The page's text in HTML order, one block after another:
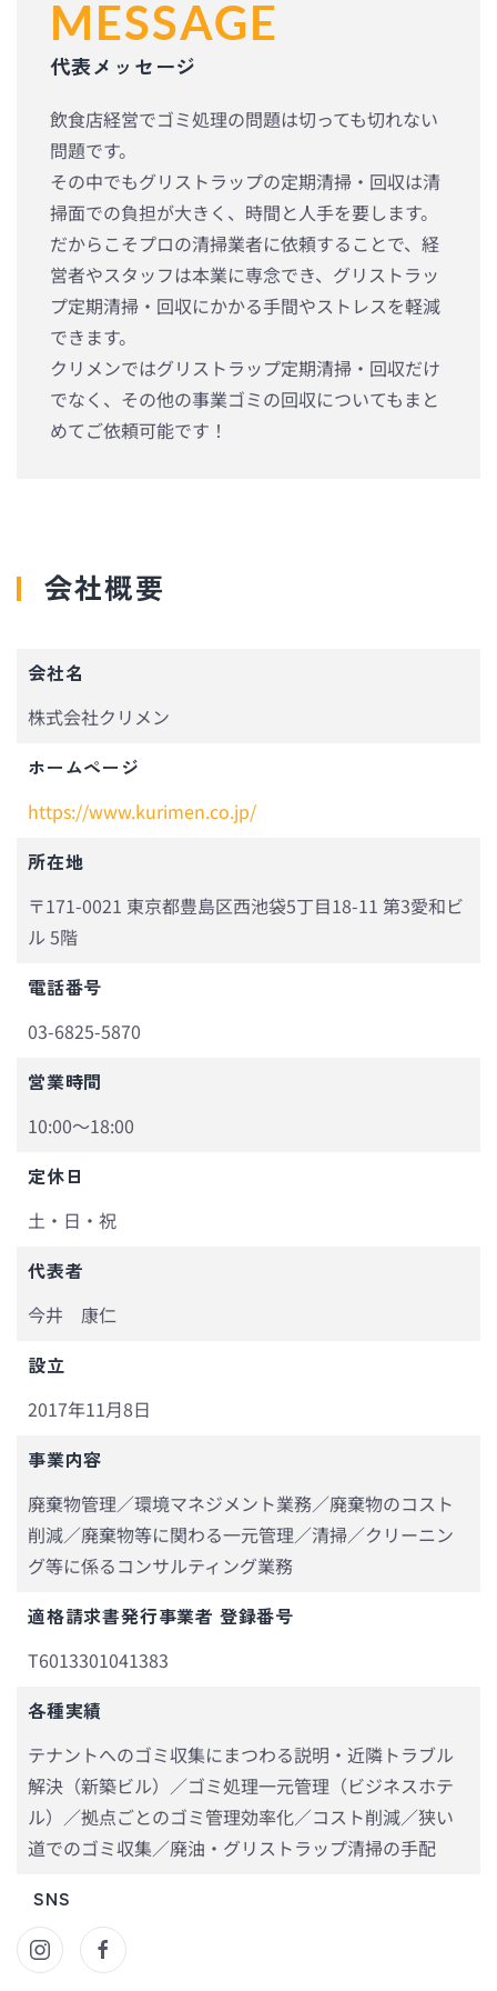
MESSAGE
代表メッセージ
飲食店経営でゴミ処理の問題は切っても切れない
問題です。
その中でもグリストラップの定期清掃・回収は清
掃面での負担が大きく、時間と人手を要します。
だからこそプロの清掃業者に依頼することで、経
営者やスタッフは本業に専念でき、グリストラッ
プ定期清掃・回収にかかる手間やストレスを軽減
できます。
クリメンではグリストラップ定期清掃・回収だけ
でなく、その他の事業ゴミの回収についてもまと
めてご依頼可能です！
会社概要
会社名
株式会社クリメン
ホームページ
https://www.kurimen.co.jp/
所在地
〒171-0021 東京都豊島区西池袋5丁目18-11 第3愛和ビ
ル 5階
電話番号
03-6825-5870
営業時間
10:00～18:00
定休日
土・日・祝
代表者
今井 康仁
設立
2017年11月8日
事業内容
廃棄物管理／環境マネジメント業務／廃棄物のコスト
削減／廃棄物等に関わる一元管理／清掃／クリーニン
グ等に係るコンサルティング業務
適格請求書発行事業者 登録番号
T6013301041383
各種実績
テナントへのゴミ収集にまつわる説明・近隣トラブル
解決（新築ビル）／ゴミ処理一元管理（ビジネスホテ
ル）／拠点ごとのゴミ管理効率化／コスト削減／狭い
道でのゴミ収集／廃油・グリストラップ清掃の手配
SNS